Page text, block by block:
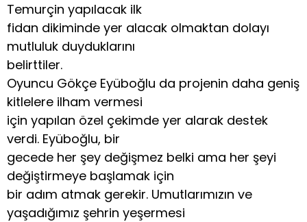
Temurçin yapılacak ilk
fidan dikiminde yer alacak olmaktan dolayı
mutluluk duyduklarını
belirttiler.
Oyuncu Gökçe Eyüboğlu da projenin daha geniş
kitlelere ilham vermesi
için yapılan özel çekimde yer alarak destek
verdi. Eyüboğlu, bir
gecede her şey değişmez belki ama her şeyi
değiştirmeye başlamak için
bir adım atmak gerekir. Umutlarımızın ve
yaşadığımız şehrin yeşermesi